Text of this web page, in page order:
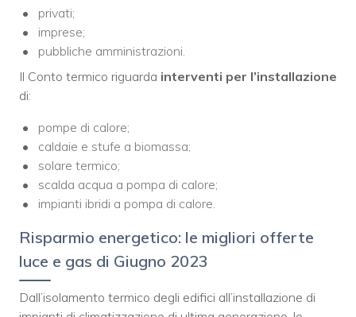
privati;
imprese;
pubbliche amministrazioni.
Il Conto termico riguarda interventi per l’installazione
di:
pompe di calore;
caldaie e stufe a biomassa;
solare termico;
scalda acqua a pompa di calore;
impianti ibridi a pompa di calore.
Risparmio energetico: le migliori offerte
luce e gas di Giugno 2023
Dall’isolamento termico degli edifici all’installazione di